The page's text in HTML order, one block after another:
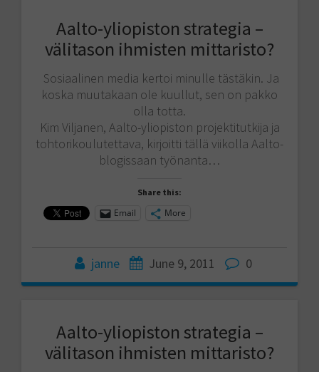
Aalto-yliopiston strategia –
välitason ihmisten mittaristo?
Sosiaalinen media kertoi minulle tästäkin. Ja
koska muutakaan ole kuullut, sen on pakko
olla totta.
Kim Viljanen, Aalto-yliopiston projektitutkija ja
tohtorikoulutettava, kirjoitti tällä viikolla Aalto-
blogissaan työnanta…
Share this:
Email More
janne June 9, 2011 0
Aalto-yliopiston strategia –
välitason ihmisten mittaristo?